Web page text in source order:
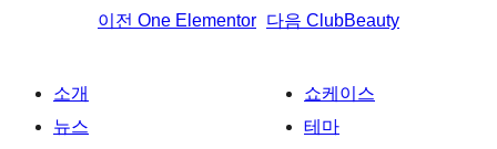
이전 One Elementor 다음 ClubBeauty
소개
뉴스
쇼케이스
테마